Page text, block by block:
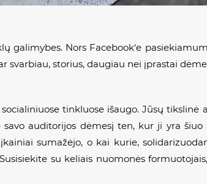
galimybes. Nors Facebook‘e
svarbiau, storius, daugiau nei įprastai
tinkluose išaugo. Jūsų
auditorijos dėmesį ten, kur ji yra šiuo
sumažėjo, o kai kurie,
su keliais nuomonės